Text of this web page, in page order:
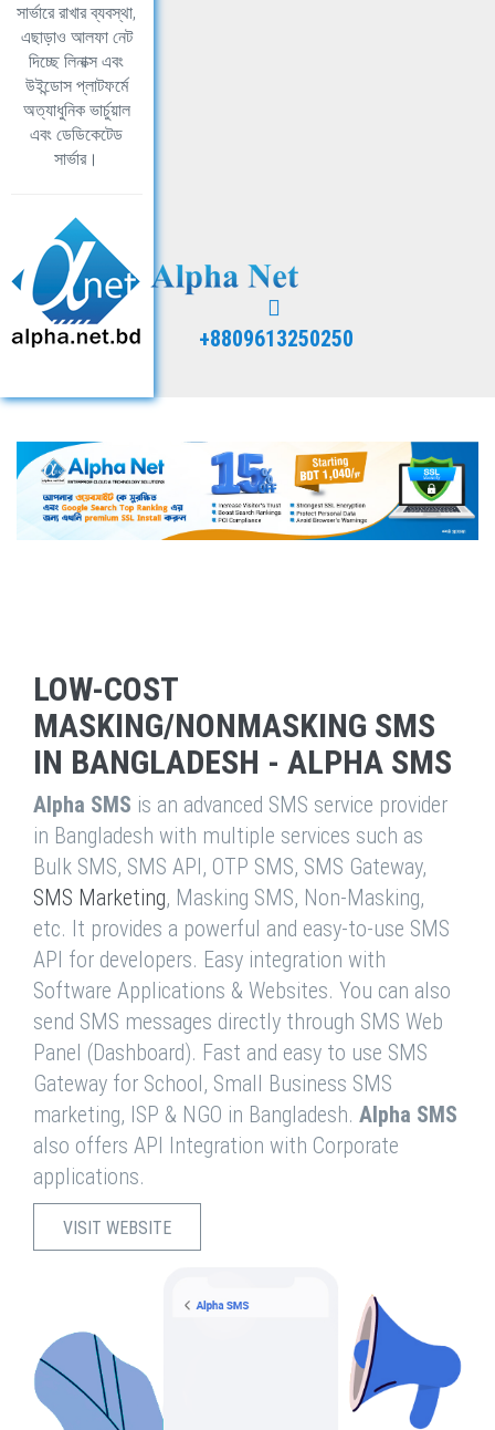
সার্ভারে রাখার ব্যবস্থা,
এছাড়াও আলফা নেট
দিচ্ছে লিনাক্স এবং
উইন্ডোস প্লাটফর্মে
অত্যাধুনিক ভার্চুয়াল
এবং ডেডিকেটেড
সার্ভার।
+8809613250250
LOW-COST
MASKING/NONMASKING SMS
IN BANGLADESH - ALPHA SMS
Alpha SMS is an advanced SMS service provider
in Bangladesh with multiple services such as
Bulk SMS, SMS API, OTP SMS, SMS Gateway,
SMS Marketing, Masking SMS, Non-Masking,
etc. It provides a powerful and easy-to-use SMS
API for developers. Easy integration with
Software Applications & Websites. You can also
send SMS messages directly through SMS Web
Panel (Dashboard). Fast and easy to use SMS
Gateway for School, Small Business SMS
marketing, ISP & NGO in Bangladesh. Alpha SMS
also offers API Integration with Corporate
applications.
VISIT WEBSITE